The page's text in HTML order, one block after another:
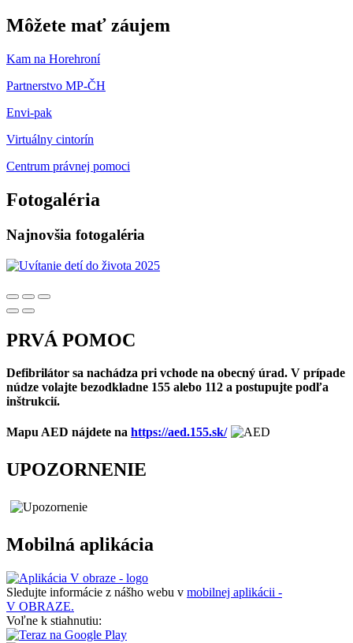
Môžete mať záujem
Kam na Horehroní
Partnerstvo MP-ČH
Envi-pak
Virtuálny cintorín
Centrum právnej pomoci
Fotogaléria
Najnovšia fotogaléria
PRVÁ POMOC
Defibrilátor sa nachádza pri vchode na obecný úrad. V prípade
núdze volajte bezodkladne 155 alebo 112 a postupujte podľa
inštrukcií.
Mapu AED nájdete na https://aed.155.sk/
UPOZORNENIE
Mobilná aplikácia
Sledujte informácie z nášho webu v mobilnej aplikácii -
V OBRAZE.
Voľne k stiahnutiu: